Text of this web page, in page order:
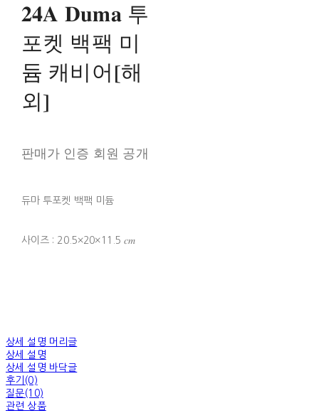
𝟐𝟒𝐀 𝐃𝐮𝐦𝐚 투
포켓 백팩 미
듐 캐비어[해
외]
판매가 인증 회원 공개
듀마 투포켓 백팩 미듐
사이즈 : 20.5×20×11.5 𝑐𝑚
상세 설명 머리글
상세 설명
상세 설명 바닥글
후기(0)
질문(10)
관련 상품